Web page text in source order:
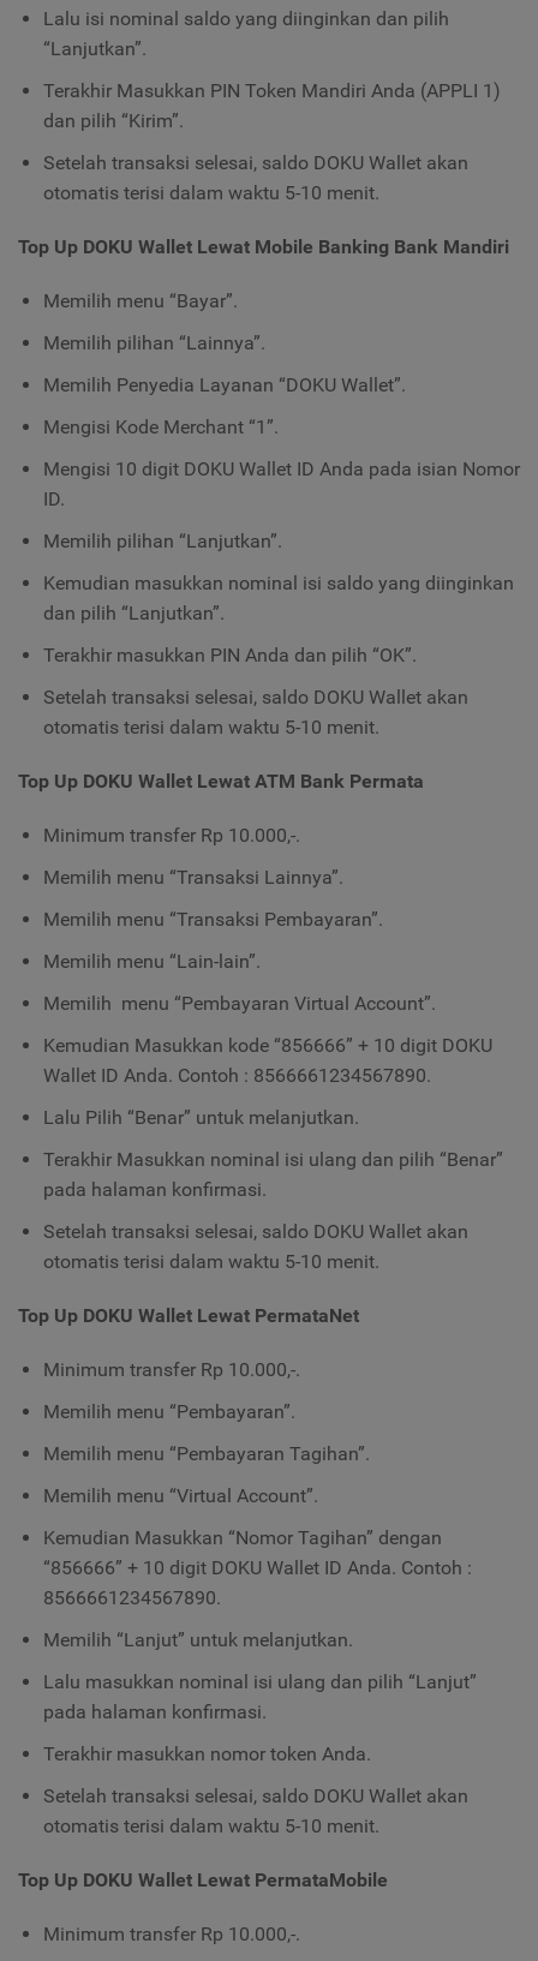
Lalu isi nominal saldo yang diinginkan dan pilih
“Lanjutkan”.
Terakhir Masukkan PIN Token Mandiri Anda (APPLI 1)
dan pilih “Kirim”.
Setelah transaksi selesai, saldo DOKU Wallet akan
otomatis terisi dalam waktu 5-10 menit.
Top Up DOKU Wallet Lewat Mobile Banking Bank Mandiri
Memilih menu “Bayar”.
Memilih pilihan “Lainnya”.
Memilih Penyedia Layanan “DOKU Wallet”.
Mengisi Kode Merchant “1”.
Mengisi 10 digit DOKU Wallet ID Anda pada isian Nomor
ID.
Memilih pilihan “Lanjutkan”.
Kemudian masukkan nominal isi saldo yang diinginkan
dan pilih “Lanjutkan”.
Terakhir masukkan PIN Anda dan pilih “OK”.
Setelah transaksi selesai, saldo DOKU Wallet akan
otomatis terisi dalam waktu 5-10 menit.
Top Up DOKU Wallet Lewat ATM Bank Permata
Minimum transfer Rp 10.000,-.
Memilih menu “Transaksi Lainnya”.
Memilih menu “Transaksi Pembayaran”.
Memilih menu “Lain-lain”.
Memilih menu “Pembayaran Virtual Account”.
Kemudian Masukkan kode “856666” + 10 digit DOKU
Wallet ID Anda. Contoh : 8566661234567890.
Lalu Pilih “Benar” untuk melanjutkan.
Terakhir Masukkan nominal isi ulang dan pilih “Benar”
pada halaman konfirmasi.
Setelah transaksi selesai, saldo DOKU Wallet akan
otomatis terisi dalam waktu 5-10 menit.
Top Up DOKU Wallet Lewat PermataNet
Minimum transfer Rp 10.000,-.
Memilih menu “Pembayaran”.
Memilih menu “Pembayaran Tagihan”.
Memilih menu “Virtual Account”.
Kemudian Masukkan “Nomor Tagihan” dengan
“856666” + 10 digit DOKU Wallet ID Anda. Contoh :
8566661234567890.
Memilih “Lanjut” untuk melanjutkan.
Lalu masukkan nominal isi ulang dan pilih “Lanjut”
pada halaman konfirmasi.
Terakhir masukkan nomor token Anda.
Setelah transaksi selesai, saldo DOKU Wallet akan
otomatis terisi dalam waktu 5-10 menit.
Top Up DOKU Wallet Lewat PermataMobile
Minimum transfer Rp 10.000,-.